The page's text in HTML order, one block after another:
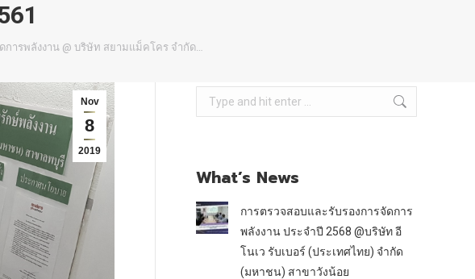
การพลังงาน @ บริษัท สยามแม็คโคร จำกัด…
Nov
8
2019
Search:
What’s News
การตรวจสอบและรับรองการจัดการ
พลังงาน ประจำปี 2568 @บริษัท อี
โนเว รับเบอร์ (ประเทศไทย) จำกัด
(มหาชน) สาขาวังน้อย